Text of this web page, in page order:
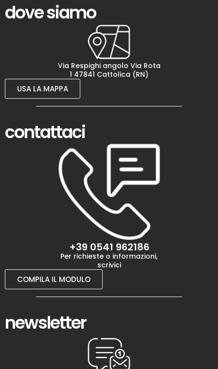
dove siamo
Via Respighi angolo Via Rota
1 47841 Cattolica (RN)
USA LA MAPPA
contattaci
+39 0541 962186
Per richieste o informazioni,
scrivici
COMPILA IL MODULO
newsletter